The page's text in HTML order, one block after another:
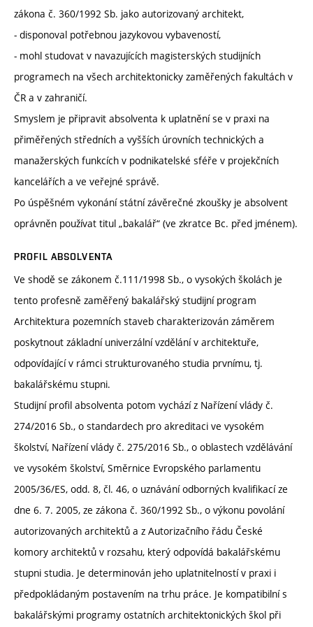
zákona č. 360/1992 Sb. jako autorizovaný architekt,
- disponoval potřebnou jazykovou vybaveností,
- mohl studovat v navazujících magisterských studijních
programech na všech architektonicky zaměřených fakultách v
ČR a v zahraničí.
Smyslem je připravit absolventa k uplatnění se v praxi na
přiměřených středních a vyšších úrovních technických a
manažerských funkcích v podnikatelské sféře v projekčních
kancelářích a ve veřejné správě.
Po úspěšném vykonání státní závěrečné zkoušky je absolvent
oprávněn používat titul „bakalář“ (ve zkratce Bc. před jménem).
PROFIL ABSOLVENTA
Ve shodě se zákonem č.111/1998 Sb., o vysokých školách je
tento profesně zaměřený bakalářský studijní program
Architektura pozemních staveb charakterizován záměrem
poskytnout základní univerzální vzdělání v architektuře,
odpovídající v rámci strukturovaného studia prvnímu, tj.
bakalářskému stupni.
Studijní profil absolventa potom vychází z Nařízení vlády č.
274/2016 Sb., o standardech pro akreditaci ve vysokém
školství, Nařízení vlády č. 275/2016 Sb., o oblastech vzdělávání
ve vysokém školství, Směrnice Evropského parlamentu
2005/36/ES, odd. 8, čl. 46, o uznávání odborných kvalifikací ze
dne 6. 7. 2005, ze zákona č. 360/1992 Sb., o výkonu povolání
autorizovaných architektů a z Autorizačního řádu České
komory architektů v rozsahu, který odpovídá bakalářskému
stupni studia. Je determinován jeho uplatnitelností v praxi i
předpokládaným postavením na trhu práce. Je kompatibilní s
bakalářskými programy ostatních architektonických škol při